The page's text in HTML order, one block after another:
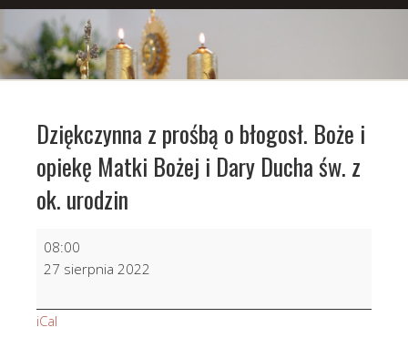
Dziękczynna z prośbą o błogosł. Boże i
opiekę Matki Bożej i Dary Ducha św. z
ok. urodzin
Dziękczynna
błogosł.
08:00
27 sierpnia 2022
iCal